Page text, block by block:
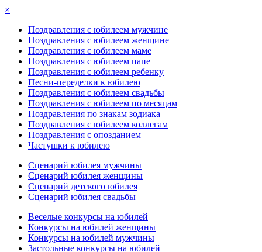
×
Поздравления с юбилеем мужчине
Поздравления с юбилеем женщине
Поздравления с юбилеем маме
Поздравления с юбилеем папе
Поздравления с юбилеем ребенку
Песни-переделки к юбилею
Поздравления с юбилеем свадьбы
Поздравления с юбилеем по месяцам
Поздравления по знакам зодиака
Поздравления с юбилеем коллегам
Поздравления с опозданием
Частушки к юбилею
Сценарий юбилея мужчины
Сценарий юбилея женщины
Сценарий детского юбилея
Сценарий юбилея свадьбы
Веселые конкурсы на юбилей
Конкурсы на юбилей женщины
Конкурсы на юбилей мужчины
Застольные конкурсы на юбилей